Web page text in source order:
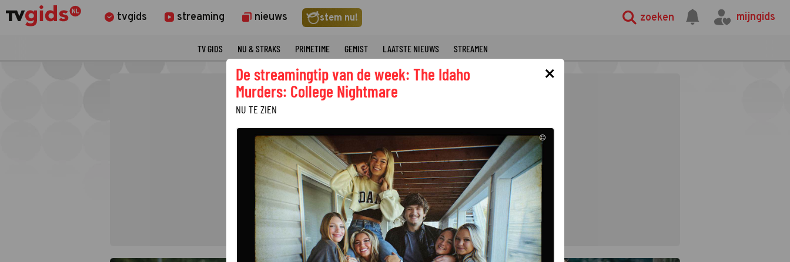
tvgids streaming nieuws stem nu! zoeken mijngids
TV GIDS NU & STRAKS PRIMETIME GEMIST LAATSTE NIEUWS STREAMEN
×
De streamingtip van de week: The Idaho
Murders: College Nightmare
NU TE ZIEN
©